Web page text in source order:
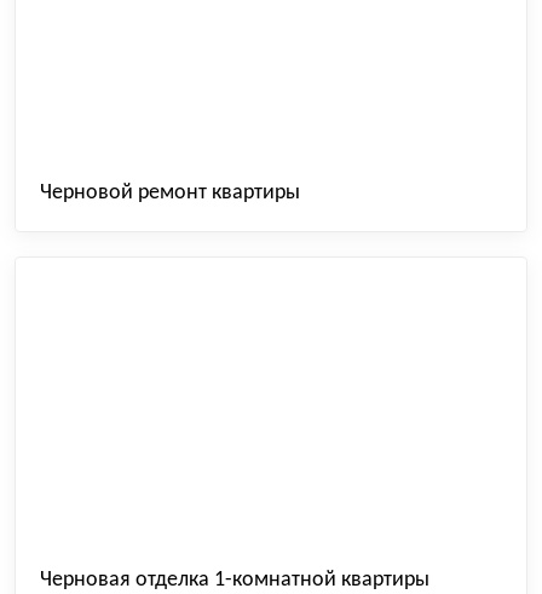
Черновой ремонт квартиры
Черновая отделка 1-комнатной квартиры